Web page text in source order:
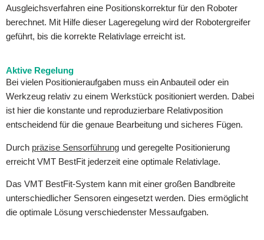
Ausgleichsverfahren eine Positionskorrektur für den Roboter
berechnet. Mit Hilfe dieser Lageregelung wird der Robotergreifer
geführt, bis die korrekte Relativlage erreicht ist.
Aktive Regelung
Bei vielen Positionieraufgaben muss ein Anbauteil oder ein
Werkzeug relativ zu einem Werkstück positioniert werden. Dabei
ist hier die konstante und reproduzierbare Relativposition
entscheidend für die genaue Bearbeitung und sicheres Fügen.
Durch präzise Sensorführung und geregelte Positionierung
erreicht VMT BestFit jederzeit eine optimale Relativlage.
Das VMT BestFit-System kann mit einer großen Bandbreite
unterschiedlicher Sensoren eingesetzt werden. Dies ermöglicht
die optimale Lösung verschiedenster Messaufgaben.